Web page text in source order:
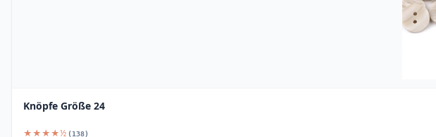
Knöpfe Größe 24
★★★★½ (138)